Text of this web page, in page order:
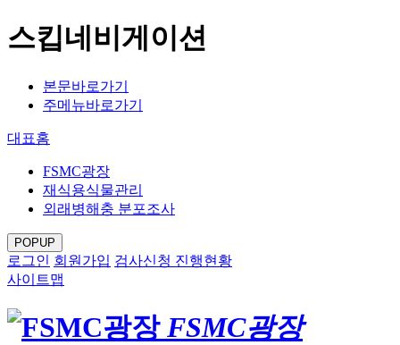
스킵네비게이션
본문바로가기
주메뉴바로가기
대표홈
FSMC광장
재식용식물관리
외래병해충 분포조사
POPUP
로그인 회원가입 검사신청 진행현황
사이트맵
FSMC광장